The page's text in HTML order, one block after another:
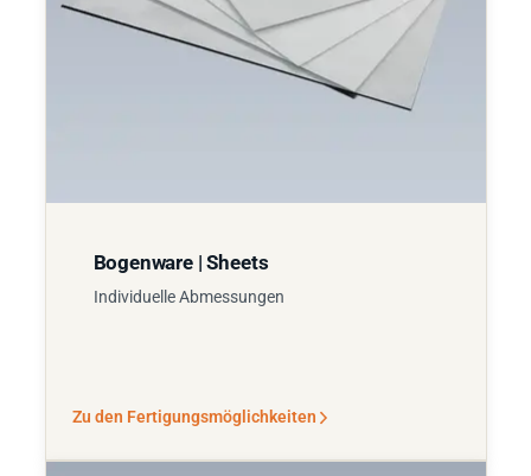
Bogenware | Sheets
Individuelle Abmessungen
Zu den Fertigungsmöglichkeiten